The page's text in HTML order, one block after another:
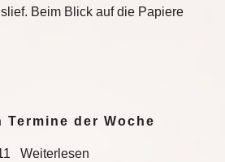
Beim Blick auf die Papiere
der Woche
Weiterlesen